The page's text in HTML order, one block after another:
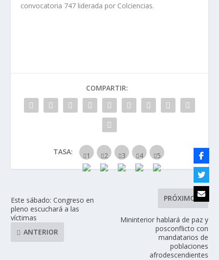
convocatoria 747 liderada por Colciencias.
COMPARTIR:
TASA:
Este sábado: Congreso en
pleno escuchará a las
víctimas
ANTERIOR
PRÓXIMO
Mininterior hablará de paz y
posconflicto con
mandatarios de
poblaciones
afrodescendientes